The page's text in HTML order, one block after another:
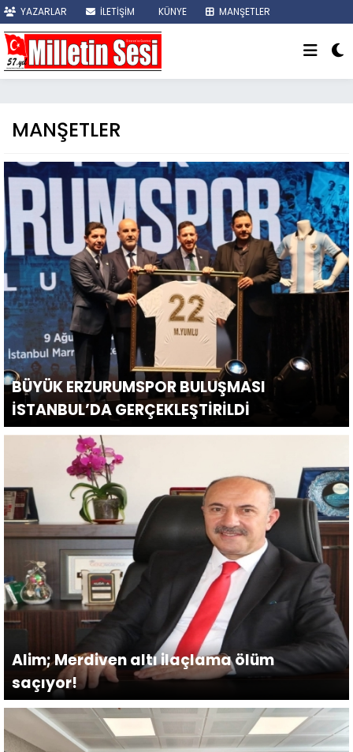
YAZARLAR İLETİŞİM KÜNYE
MANŞETLER
SON DAKİKA
MANŞETLER
BÜYÜK ERZURUMSPOR BULUŞMASI
İSTANBUL’DA GERÇEKLEŞTİRİLDİ
Alim; Merdiven altı ilaçlama ölüm
saçıyor!